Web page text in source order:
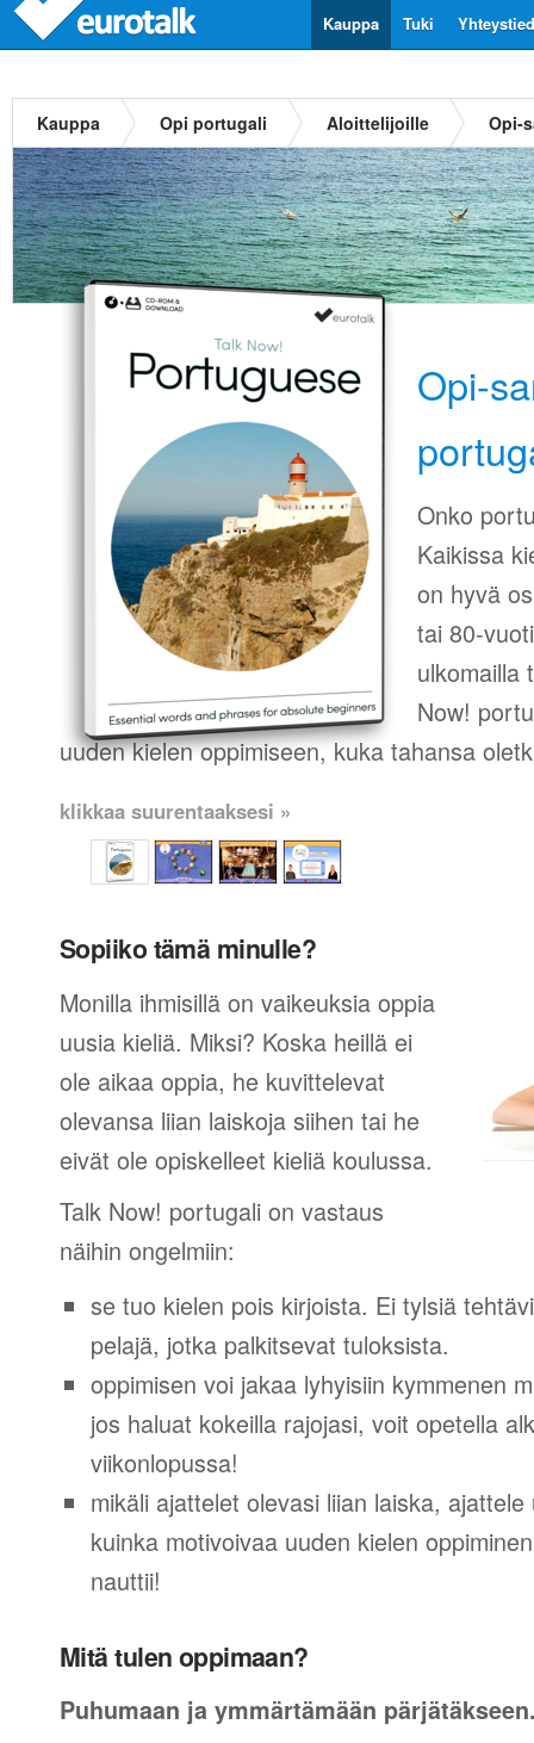
Tuki
Kauppa
Kauppa Opi portugali Aloittelijoille Opi-
Opi-
Onko
Kaikissa
on hyvä
tai 80-
ulkomailla
Now!
uuden kielen oppimiseen, kuka tahansa
klikkaa suurentaaksesi »
Sopiiko tämä minulle?
Monilla ihmisillä on vaikeuksia oppia
uusia kieliä. Miksi? Koska heillä ei
ole aikaa oppia, he kuvittelevat
olevansa liian laiskoja siihen tai he
eivät ole opiskelleet kieliä koulussa.
Talk Now! portugali on vastaus
näihin ongelmiin:
se tuo kielen pois kirjoista. Ei tylsiä
pelajä, jotka palkitsevat tuloksista.
oppimisen voi jakaa lyhyisiin kymmenen
jos haluat kokeilla rajojasi, voit opetella
viikonlopussa!
mikäli ajattelet olevasi liian laiska,
kuinka motivoivaa uuden kielen
nauttii!
Mitä tulen oppimaan?
Puhumaan ja ymmärtämään